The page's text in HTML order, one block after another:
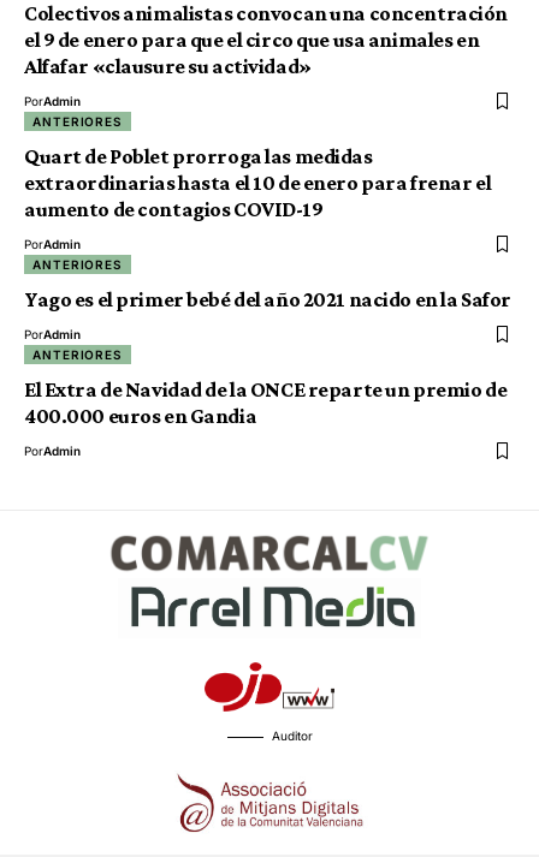
Colectivos animalistas convocan una concentración
el 9 de enero para que el circo que usa animales en
Alfafar «clausure su actividad»
PorAdmin
ANTERIORES
Quart de Poblet prorroga las medidas
extraordinarias hasta el 10 de enero para frenar el
aumento de contagios COVID-19
PorAdmin
ANTERIORES
Yago es el primer bebé del año 2021 nacido en la Safor
PorAdmin
ANTERIORES
El Extra de Navidad de la ONCE reparte un premio de
400.000 euros en Gandia
PorAdmin
Auditor